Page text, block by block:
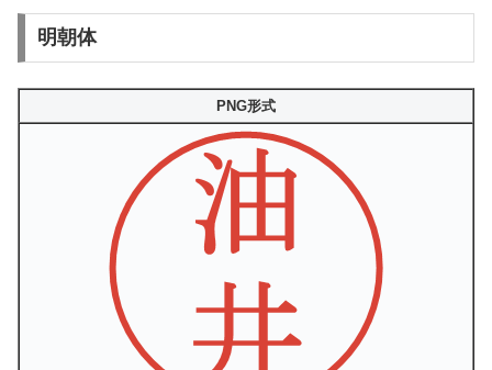
明朝体
PNG形式